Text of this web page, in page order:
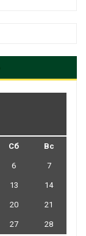
Сб Вс
6 7
13 14
20 21
27 28